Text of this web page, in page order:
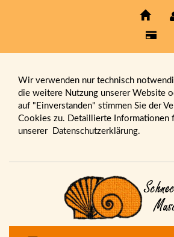
Wir verwenden nur technisch
die weitere Nutzung unserer Website
auf "Einverstanden" stimmen Sie der
Cookies zu. Detaillierte Informationen
unserer Datenschutzerklärung.